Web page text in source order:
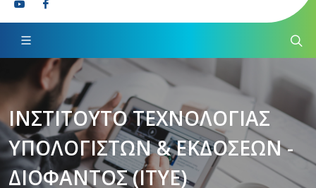
ΙΝΣΤΙΤΟΥΤΟ ΤΕΧΝΟΛΟΓΙΑΣ
ΥΠΟΛΟΓΙΣΤΩΝ & ΕΚΔΟΣΕΩΝ -
ΔΙΟΦΑΝΤΟΣ (ΙΤΥΕ)